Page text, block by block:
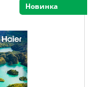
Новинка